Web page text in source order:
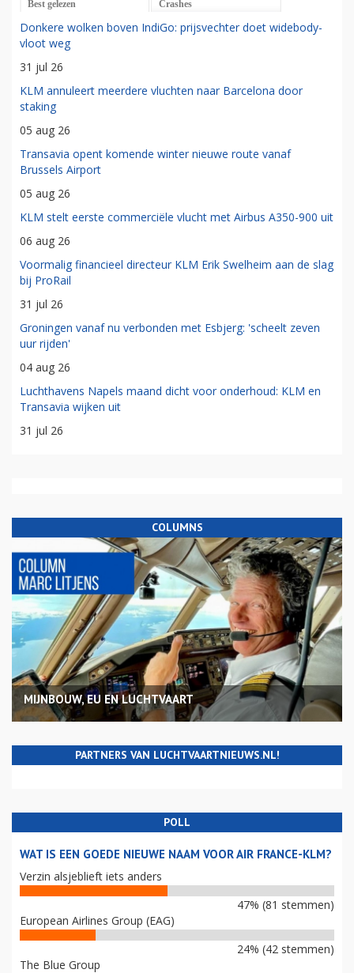
Best gelezen Crashes
Donkere wolken boven IndiGo: prijsvechter doet widebody-
vloot weg
31 jul 26
KLM annuleert meerdere vluchten naar Barcelona door
staking
05 aug 26
Transavia opent komende winter nieuwe route vanaf
Brussels Airport
05 aug 26
KLM stelt eerste commerciële vlucht met Airbus A350-900 uit
06 aug 26
Voormalig financieel directeur KLM Erik Swelheim aan de slag
bij ProRail
31 jul 26
Groningen vanaf nu verbonden met Esbjerg: 'scheelt zeven
uur rijden'
04 aug 26
Luchthavens Napels maand dicht voor onderhoud: KLM en
Transavia wijken uit
31 jul 26
COLUMNS
MIJNBOUW, EU EN LUCHTVAART
PARTNERS VAN LUCHTVAARTNIEUWS.NL!
POLL
WAT IS EEN GOEDE NIEUWE NAAM VOOR AIR FRANCE-KLM?
Verzin alsjeblieft iets anders
47% (81 stemmen)
European Airlines Group (EAG)
24% (42 stemmen)
The Blue Group